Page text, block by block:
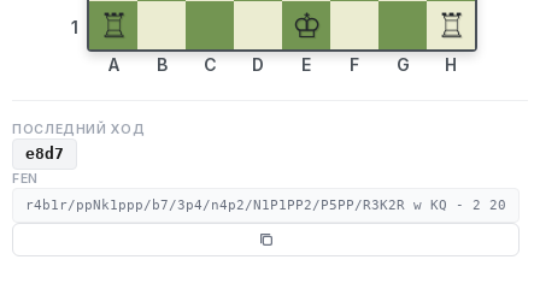
1
♖
♔ ♖
A B C D E F G H
ПОСЛЕДНИЙ ХОД
e8d7
FEN
r4b1r/ppNk1ppp/b7/3p4/n4p2/N1P1PP2/P5PP/R3K2R w KQ - 2 20